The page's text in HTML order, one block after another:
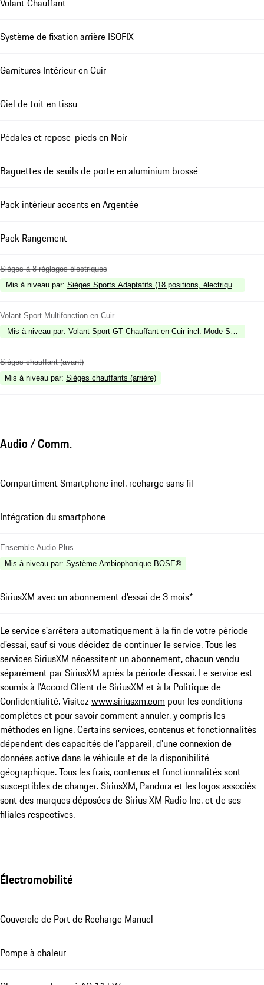
Volant Chauffant
Système de fixation arrière ISOFIX
Garnitures Intérieur en Cuir
Ciel de toit en tissu
Pédales et repose-pieds en Noir
Baguettes de seuils de porte en aluminium brossé
Pack intérieur accents en Argentée
Pack Rangement
Sièges à 8 réglages électriques
Mis à niveau par: Sièges Sports Adaptatifs (18 positions, électriques) incl.
Volant Sport Multifonction en Cuir
Mis à niveau par: Volant Sport GT Chauffant en Cuir incl. Mode Switch
Sièges chauffant (avant)
Mis à niveau par: Sièges chauffants (arrière)
Audio / Comm.
Compartiment Smartphone incl. recharge sans fil
Intégration du smartphone
Ensemble Audio Plus
Mis à niveau par: Système Ambiophonique BOSE®
SiriusXM avec un abonnement d'essai de 3 mois*
Le service s'arrêtera automatiquement à la fin de votre période
d'essai, sauf si vous décidez de continuer le service. Tous les
services SiriusXM nécessitent un abonnement, chacun vendu
séparément par SiriusXM après la période d'essai. Le service est
soumis à l'Accord Client de SiriusXM et à la Politique de
Confidentialité. Visitezwww.siriusxm.com pour les conditions
complètes et pour savoir comment annuler, y compris les
méthodes en ligne. Certains services, contenus et fonctionnalités
dépendent des capacités de l'appareil, d'une connexion de
données active dans le véhicule et de la disponibilité
géographique. Tous les frais, contenus et fonctionnalités sont
susceptibles de changer. SiriusXM, Pandora et les logos associés
sont des marques déposées de Sirius XM Radio Inc. et de ses
filiales respectives.
Électromobilité
Couvercle de Port de Recharge Manuel
Pompe à chaleur